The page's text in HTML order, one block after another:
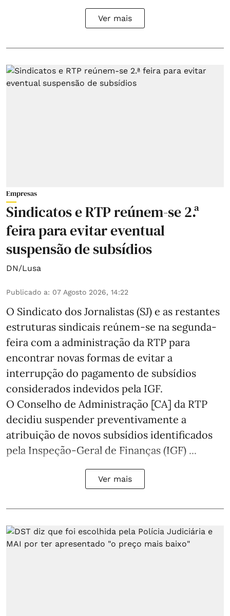
Ver mais
Empresas
Sindicatos e RTP reúnem-se 2.ª
feira para evitar eventual
suspensão de subsídios
DN/Lusa
Publicado a: 07 Agosto 2026, 14:22
O Sindicato dos Jornalistas (SJ) e as restantes
estruturas sindicais reúnem-se na segunda-
feira com a administração da RTP para
encontrar novas formas de evitar a
interrupção do pagamento de subsídios
considerados indevidos pela IGF.
O Conselho de Administração [CA] da RTP
decidiu suspender preventivamente a
atribuição de novos subsídios identificados
pela Inspeção-Geral de Finanças (IGF) ...
Ver mais